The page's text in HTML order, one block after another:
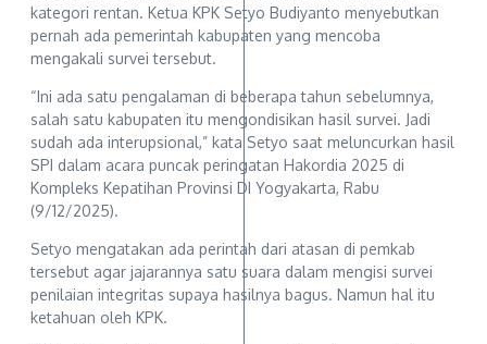
kategori rentan. Ketua KPK Setyo Budiyanto menyebutkan
pernah ada pemerintah kabupaten yang mencoba
mengakali survei tersebut.
“Ini ada satu pengalaman di beberapa tahun sebelumnya,
salah satu kabupaten itu mengondisikan hasil survei. Jadi
sudah ada interupsional,” kata Setyo saat meluncurkan hasil
SPI dalam acara puncak peringatan Hakordia 2025 di
Kompleks Kepatihan Provinsi DI Yogyakarta, Rabu
(9/12/2025).
Setyo mengatakan ada perintah dari atasan di pemkab
tersebut agar jajarannya satu suara dalam mengisi survei
penilaian integritas supaya hasilnya bagus. Namun hal itu
ketahuan oleh KPK.